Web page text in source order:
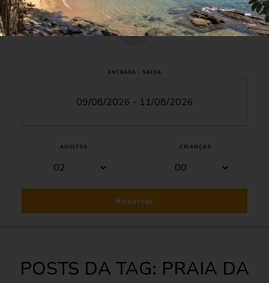
ENTRADA - SAÍDA
ADULTOS CRIANÇAS
Reservar
POSTS DA TAG: PRAIA DA